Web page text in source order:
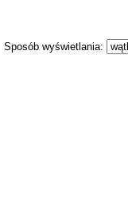
Sposób wyświetlania: